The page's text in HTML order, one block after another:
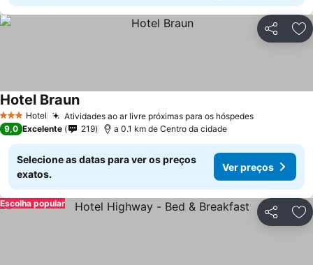
Partilhar
3 EstrelasHotel Atividades ao ar livre próximas para os hóspedes
Hotel Braun
9,0 Excelente 219 a 0.1 km de Centro da cidade
Selecione as datas para ver os preços
exatos.
Ver preços
Partilhar
Escolha popular